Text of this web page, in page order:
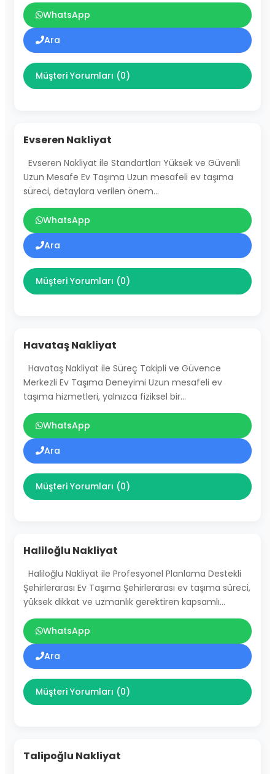
WhatsApp
Ara
Müşteri Yorumları (0)
Evseren Nakliyat
Evseren Nakliyat ile Standartları Yüksek ve Güvenli
Uzun Mesafe Ev Taşıma Uzun mesafeli ev taşıma
süreci, detaylara verilen önem…
WhatsApp
Ara
Müşteri Yorumları (0)
Havataş Nakliyat
Havataş Nakliyat ile Süreç Takipli ve Güvence
Merkezli Ev Taşıma Deneyimi Uzun mesafeli ev
taşıma hizmetleri, yalnızca fiziksel bir…
WhatsApp
Ara
Müşteri Yorumları (0)
Haliloğlu Nakliyat
Haliloğlu Nakliyat ile Profesyonel Planlama Destekli
Şehirlerarası Ev Taşıma Şehirlerarası ev taşıma süreci,
yüksek dikkat ve uzmanlık gerektiren kapsamlı…
WhatsApp
Ara
Müşteri Yorumları (0)
Talipoğlu Nakliyat